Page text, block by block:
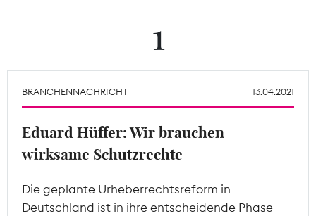
Mitgliederbereich
1
BRANCHENNACHRICHT 13.04.2021
Eduard Hüffer: Wir brauchen
wirksame Schutzrechte
Die geplante Urheberrechtsreform in
Deutschland ist in ihre entscheidende Phase